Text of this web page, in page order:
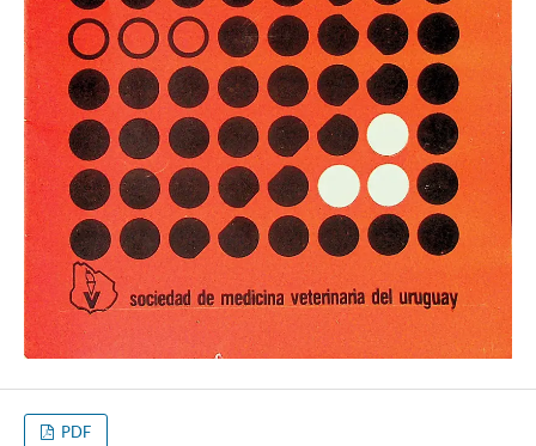
PDF